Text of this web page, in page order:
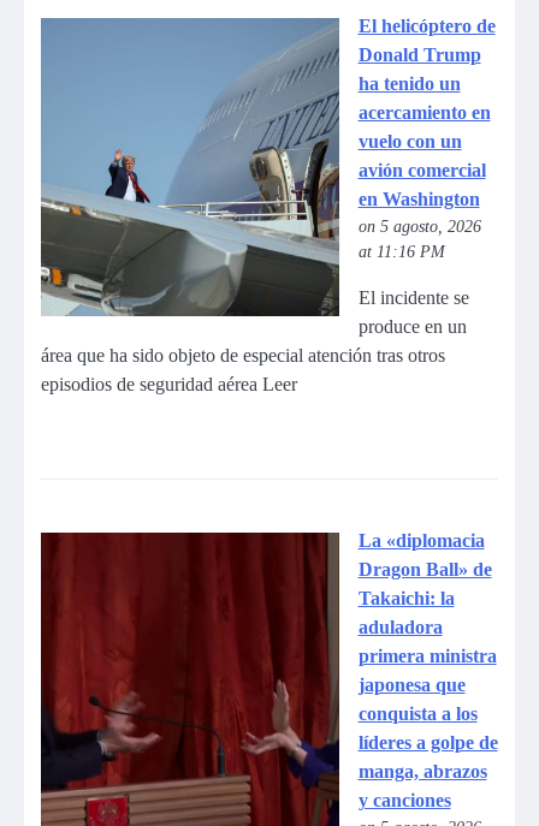
El helicóptero de
Donald Trump
ha tenido un
acercamiento en
vuelo con un
avión comercial
en Washington
on 5 agosto, 2026
at 11:16 PM
El incidente se
produce en un
área que ha sido objeto de especial atención tras otros
episodios de seguridad aérea Leer
La «diplomacia
Dragon Ball» de
Takaichi: la
aduladora
primera ministra
japonesa que
conquista a los
líderes a golpe de
manga, abrazos
y canciones